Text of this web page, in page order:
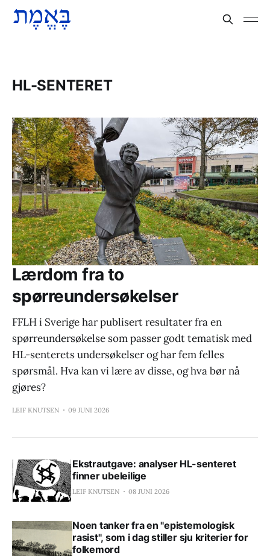
HL-SENTERET
Lærdom fra to
spørreundersøkelser
FFLH i Sverige har publisert resultater fra en
spørreundersøkelse som passer godt tematisk med
HL-senterets undersøkelser og har fem felles
spørsmål. Hva kan vi lære av disse, og hva bør nå
gjøres?
LEIF KNUTSEN 09 JUNI 2026
Ekstrautgave: analyser HL-senteret
finner ubeleilige
LEIF KNUTSEN 08 JUNI 2026
Noen tanker fra en "epistemologisk
rasist", som i dag stiller sju kriterier for
folkemord